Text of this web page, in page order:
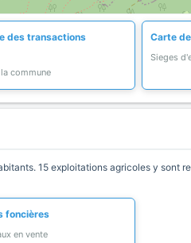
des transactions
commune
Carte
Sieges
15 exploitations agricoles y sont
foncières
en vente